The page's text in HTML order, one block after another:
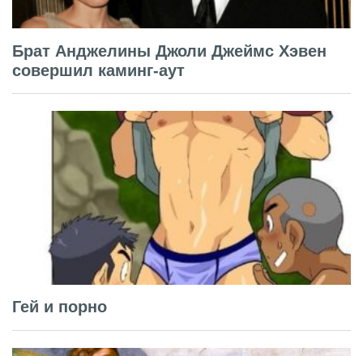
Брат Анджелины Джоли Джеймс Хэвен
совершил каминг-аут
Гей и порно